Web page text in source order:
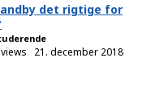
det rigtige for
21. december 2018